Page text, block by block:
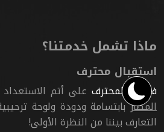
ماذا تشمل خدمتنا؟
استقبال محترف
فريقنا المحترف على أتم
المطاربابتسامة ودودة ولوحة
التعارف بيننا من النظرة الأولى!